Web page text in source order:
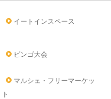
イートインスペース
ビンゴ大会
マルシェ・フリーマーケッ
ト